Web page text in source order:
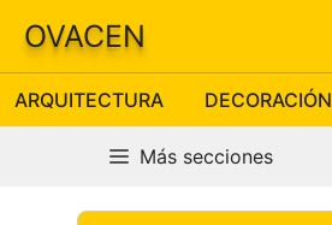
Saltar
contenido
OVACEN
ARQUITECTURA DECORACIÓN
Más secciones